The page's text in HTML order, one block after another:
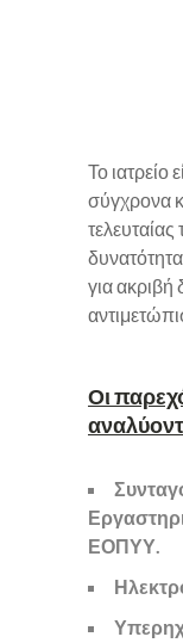
Το ιατρείο
σύγχρονα
τελευταίας
δυνατότητα
για ακριβή
​Οι
ΕΟΠΥΥ.